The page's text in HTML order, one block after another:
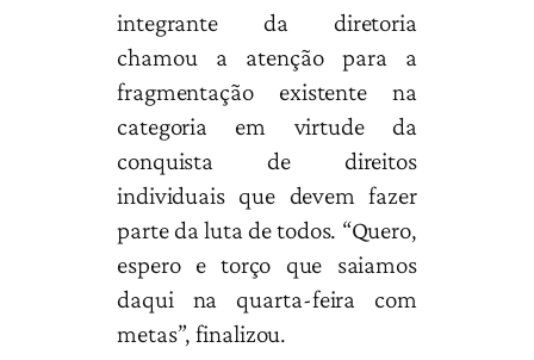
integrante da diretoria
chamou a atenção para a
fragmentação existente na
categoria em virtude da
conquista de direitos
individuais que devem fazer
parte da luta de todos. “Quero,
espero e torço que saiamos
daqui na quarta-feira com
metas”, finalizou.